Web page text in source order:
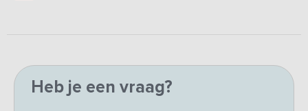
Heb je een vraag?